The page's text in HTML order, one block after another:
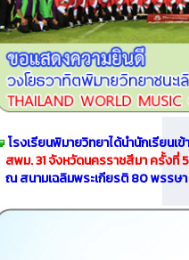
โรงเรียนพิมายวิทยาได้นำนักเรียนเ
สพม. 31จังหวัดนครราชสีมา ครั้งที่ 5
ณ สนามเฉลิมพระเกียรติ 80 พรรษ